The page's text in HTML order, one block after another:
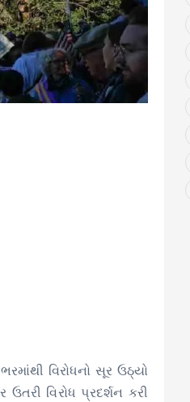
વિરોધનો સૂર ઉઠ્યો
વિરોધ પ્રદર્શન કરી